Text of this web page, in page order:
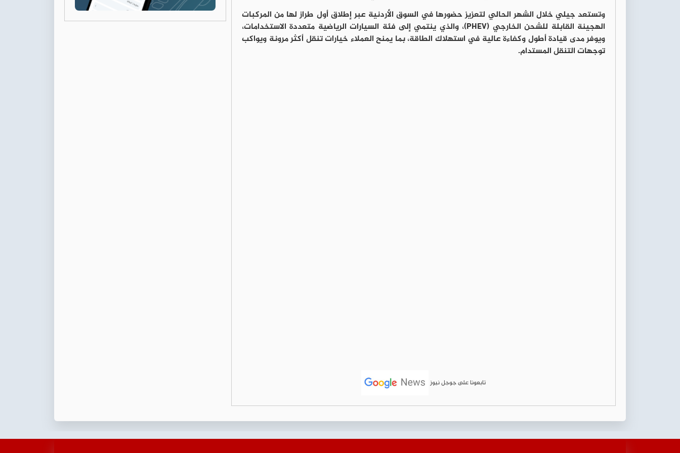
وتستعد جيلي خلال الشهر الحالي لتعزيز حضورها في السوق الأردنية عبر إطلاق أول طراز لها من المركبات
الهجينة القابلة للشحن الخارجي (PHEV)، والذي ينتمي إلى فئة السيارات الرياضية متعددة الاستخدامات،
ويوفر مدى قيادة أطول وكفاءة عالية في استهلاك الطاقة، بما يمنح العملاء خيارات تنقل أكثر مرونة ويواكب
توجهات التنقل المستدام.
تابعونا على جوجل نيوز